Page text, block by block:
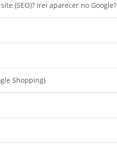
(SEO)? Irei aparecer no Google?
Shopping)